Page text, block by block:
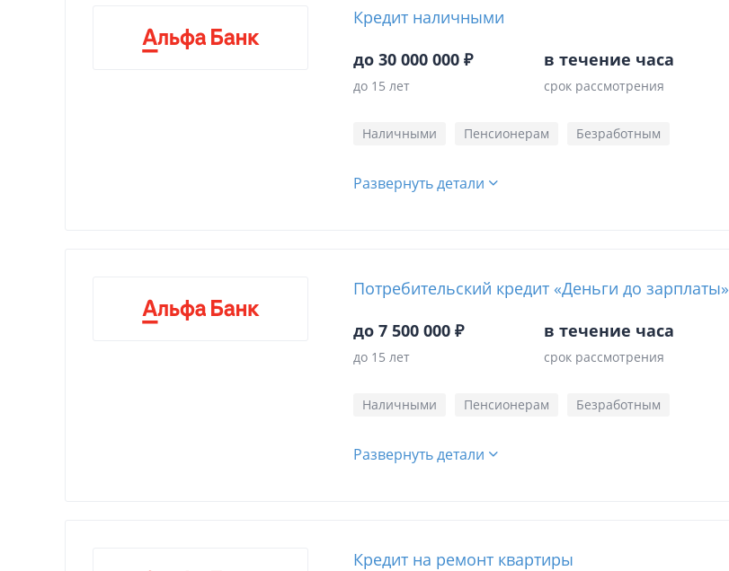
Кредит наличными
до 30 000 000 ₽
до 15 лет
в течение часа
срок рассмотрения
Наличными Пенсионерам Безработным
Развернуть детали
Потребительский кредит «Деньги до зарплаты»
до 7 500 000 ₽
до 15 лет
в течение часа
срок рассмотрения
Наличными Пенсионерам Безработным
Развернуть детали
Кредит на ремонт квартиры